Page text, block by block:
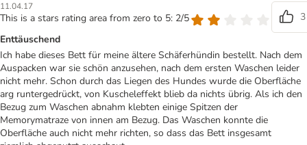
11.04.17
This is a stars rating area from zero to 5: 2/5
3
Enttäuschend
Ich habe dieses Bett für meine ältere Schäferhündin bestellt. Nach dem
Auspacken war sie schön anzusehen, nach dem ersten Waschen leider
nicht mehr. Schon durch das Liegen des Hundes wurde die Oberfläche
arg runtergedrückt, von Kuscheleffekt blieb da nichts übrig. Als ich den
Bezug zum Waschen abnahm klebten einige Spitzen der
Memorymatraze von innen am Bezug. Das Waschen konnte die
Oberfläche auch nicht mehr richten, so dass das Bett insgesamt